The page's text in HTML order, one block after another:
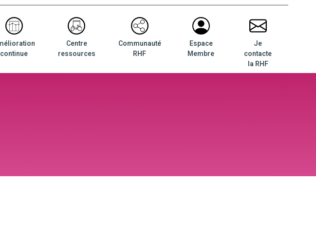
continue
Centre
ressources
Communauté
RHF
Espace
Membre
Je
contacte
la RHF